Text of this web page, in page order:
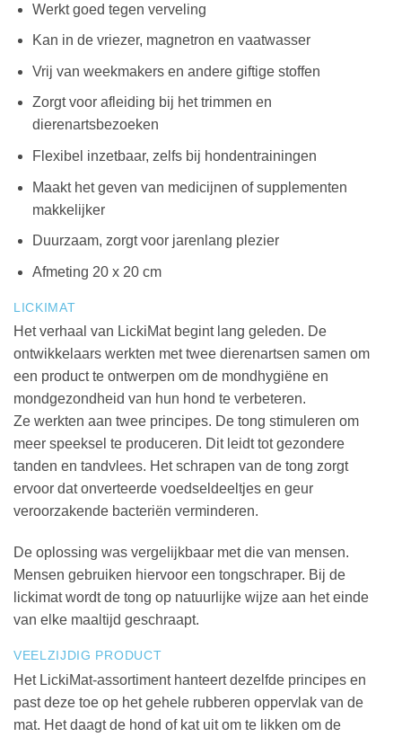
Werkt goed tegen verveling
Kan in de vriezer, magnetron en vaatwasser
Vrij van weekmakers en andere giftige stoffen
Zorgt voor afleiding bij het trimmen en
dierenartsbezoeken
Flexibel inzetbaar, zelfs bij hondentrainingen
Maakt het geven van medicijnen of supplementen
makkelijker
Duurzaam, zorgt voor jarenlang plezier
Afmeting 20 x 20 cm
LICKIMAT
Het verhaal van LickiMat begint lang geleden. De
ontwikkelaars werkten met twee dierenartsen samen om
een ​​product te ontwerpen om de mondhygiëne en
mondgezondheid van hun hond te verbeteren.
Ze werkten aan twee principes. De tong stimuleren om
meer speeksel te produceren. Dit leidt tot gezondere
tanden en tandvlees. Het schrapen van de tong zorgt
ervoor dat onverteerde voedseldeeltjes en geur
veroorzakende bacteriën verminderen.
De oplossing was vergelijkbaar met die van mensen.
Mensen gebruiken hiervoor een tongschraper. Bij de
lickimat wordt de tong op natuurlijke wijze aan het einde
van elke maaltijd geschraapt.
VEELZIJDIG PRODUCT
Het LickiMat-assortiment hanteert dezelfde principes en
past deze toe op het gehele rubberen oppervlak van de
mat. Het daagt de hond of kat uit om te likken om de